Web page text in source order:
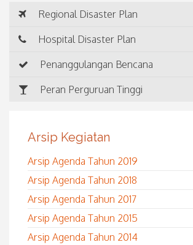
Regional Disaster Plan
Hospital Disaster Plan
Penanggulangan Bencana
Peran Perguruan Tinggi
Arsip Kegiatan
Arsip Agenda Tahun 2019
Arsip Agenda Tahun 2018
Arsip Agenda Tahun 2017
Arsip Agenda Tahun 2015
Arsip Agenda Tahun 2014